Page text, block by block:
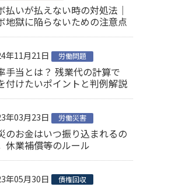
払いが払えない時の対処法｜
地獄に陥らないための注意点
年11月21日 労働問題
手当とは？ 残業代の計算で
付けたいポイントと判例解説
年03月23日 労働災害
のお金はいつ振り込まれるの
休業補償等のルール
年05月30日 債権回収